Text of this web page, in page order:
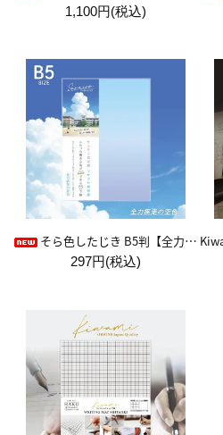
1,100円(税込)
そら色したじき B5判【全力疾走の空色】
297円(税込)